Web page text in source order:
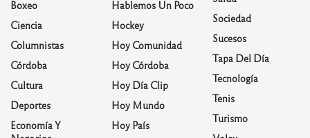
Boxeo
Ciencia
Columnistas
Córdoba
Cultura
Deportes
Economía Y
Hablemos Un Poco
Hockey
Hoy Comunidad
Hoy Córdoba
Hoy Día Clip
Hoy Mundo
Hoy País
Sociedad
Sucesos
Tapa Del Día
Tecnología
Tenis
Turismo